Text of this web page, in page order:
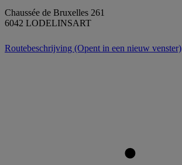
Chaussée de Bruxelles 261
6042 LODELINSART
Routebeschrijving (Opent in een nieuw venster)